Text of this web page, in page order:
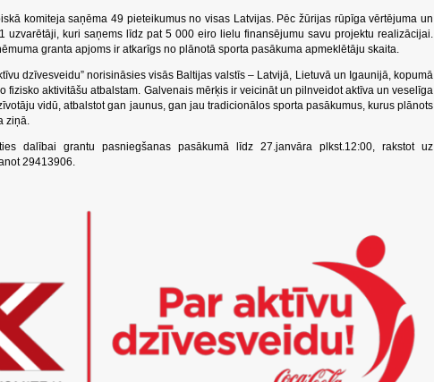
komiteja saņēma 49 pieteikumus no visas Latvijas. Pēc žūrijas rūpīga vērtējuma un
uzvarētāji, kuri saņems līdz pat 5 000 eiro lielu finansējumu savu projektu realizācijai.
granta apjoms ir atkarīgs no plānotā sporta pasākuma apmeklētāju skaita.
dzīvesveidu” norisināsies visās Baltijas valstīs – Latvijā, Lietuvā un Igaunijā, kopumā
fizisko aktivitāšu atbalstam. Galvenais mērķis ir veicināt un pilnveidot aktīva un veselīga
vidū, atbalstot gan jaunus, gan jau tradicionālos sporta pasākumus, kurus plānots
ziņā.
dalībai grantu pasniegšanas pasākumā līdz 27.janvāra plkst.12:00, rakstot uz
29413906.